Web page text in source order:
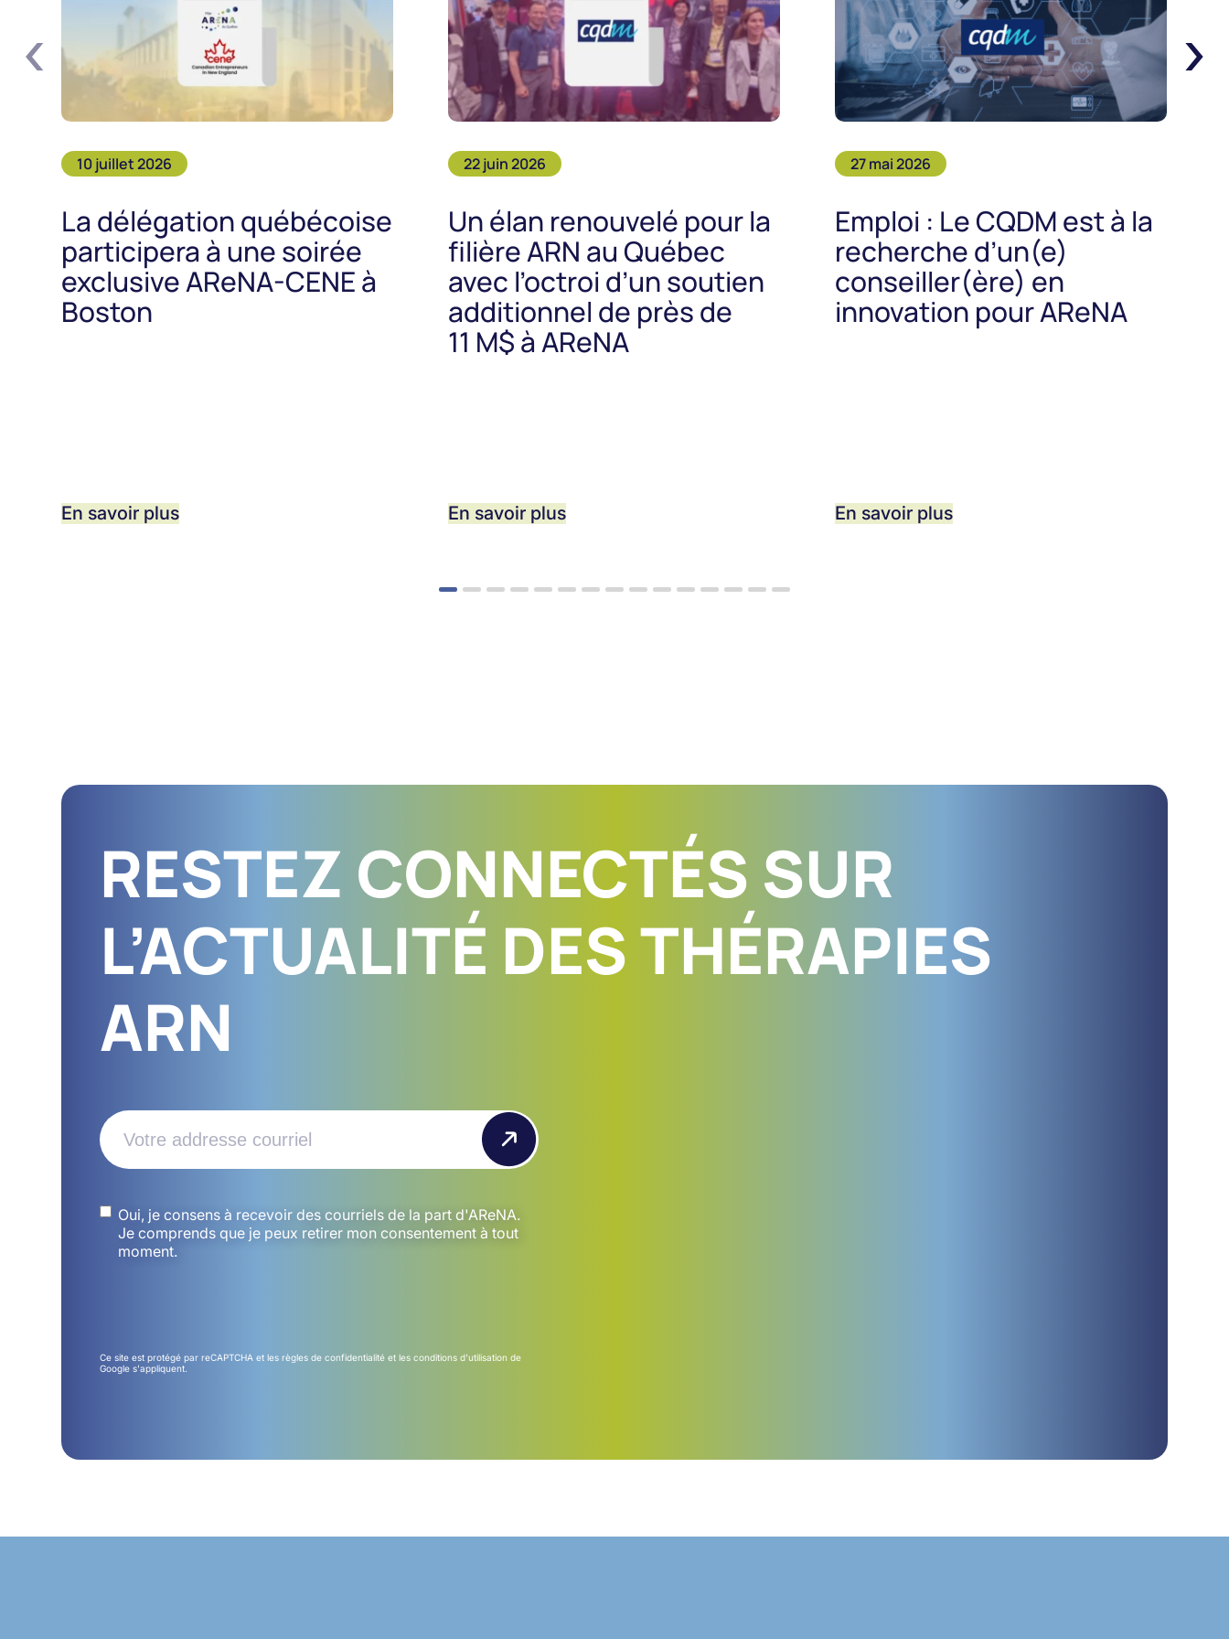
10 juillet 2026
La délégation québécoise
participera à une soirée
exclusive AReNA-CENE à
Boston
En savoir plus
22 juin 2026
Un élan renouvelé pour la
filière ARN au Québec
avec l’octroi d’un soutien
additionnel de près de
11 M$ à AReNA
En savoir plus
27 mai 2026
Emploi : Le CQDM est à la
recherche d’un(e)
conseiller(ère) en
innovation pour AReNA
En savoir plus
‹ ›
RESTEZ CONNECTÉS SUR
L’ACTUALITÉ DES THÉRAPIES
ARN
Email(Nécessaire)
Untitled(Nécessaire)
Oui, je consens à recevoir des courriels de la part d'AReNA.
Je comprends que je peux retirer mon consentement à tout
moment.
Ce site est protégé par reCAPTCHA et lesrègles de confidentialité et lesconditions d'utilisation de
Google s'appliquent.